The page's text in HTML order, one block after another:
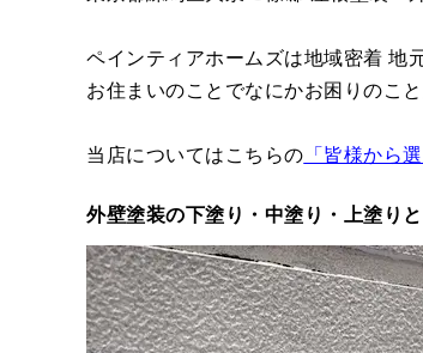
ペインティアホームズは地域密着 地
お住まいのことでなにかお困りのこ
当店についてはこちらの 「皆様から
外壁塗装の下塗り・中塗り・上塗り